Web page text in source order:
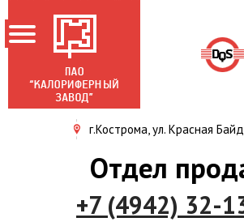
г.Кострома, ул. Красная
Отдел
+7 (4942) 32-
ГЛАВНАЯ
О ЗАВОДЕ
НОВОСТИ